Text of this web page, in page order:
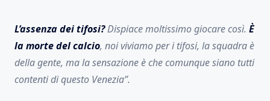
L’assenza dei tifosi?Dispiace moltissimo giocare così. È
la morte del calcio, noi viviamo per i tifosi, la squadra è
della gente, ma la sensazione è che comunque siano tutti
contenti di questo Venezia”.